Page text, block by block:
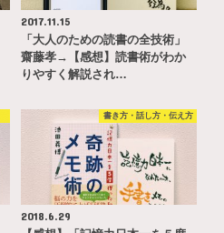
2017.11.15
「大人のための読書の全技術」
齋藤孝→【感想】読書術がわか
りやすく解説され…
書き方・話し方・伝え方
2018.6.29